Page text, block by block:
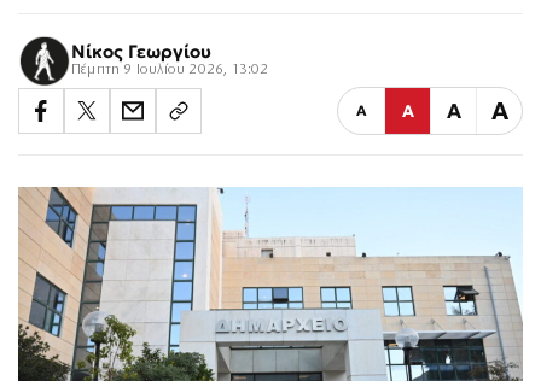
Νίκος Γεωργίου
Πέμπτη 9 Ιουλίου 2026, 13:02
Α Α Α Α